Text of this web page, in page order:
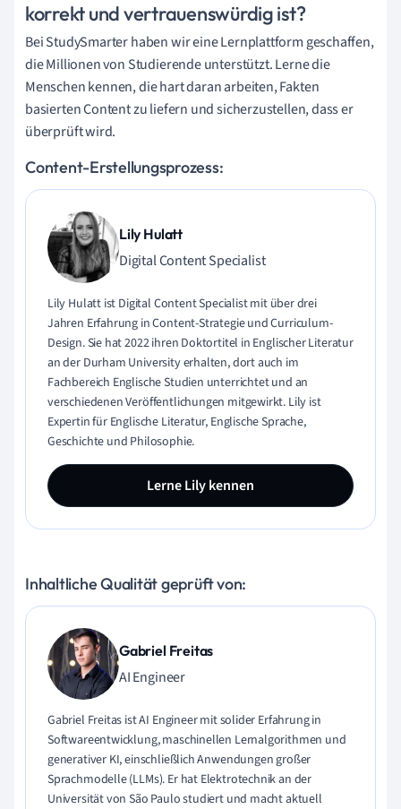
korrekt und vertrauenswürdig ist?
Bei StudySmarter haben wir eine Lernplattform geschaffen,
die Millionen von Studierende unterstützt. Lerne die
Menschen kennen, die hart daran arbeiten, Fakten
basierten Content zu liefern und sicherzustellen, dass er
überprüft wird.
Content-Erstellungsprozess:
Lily Hulatt
Digital Content Specialist
Lily Hulatt ist Digital Content Specialist mit über drei
Jahren Erfahrung in Content-Strategie und Curriculum-
Design. Sie hat 2022 ihren Doktortitel in Englischer Literatur
an der Durham University erhalten, dort auch im
Fachbereich Englische Studien unterrichtet und an
verschiedenen Veröffentlichungen mitgewirkt. Lily ist
Expertin für Englische Literatur, Englische Sprache,
Geschichte und Philosophie.
Lerne Lily kennen
Inhaltliche Qualität geprüft von:
Gabriel Freitas
AI Engineer
Gabriel Freitas ist AI Engineer mit solider Erfahrung in
Softwareentwicklung, maschinellen Lernalgorithmen und
generativer KI, einschließlich Anwendungen großer
Sprachmodelle (LLMs). Er hat Elektrotechnik an der
Universität von São Paulo studiert und macht aktuell